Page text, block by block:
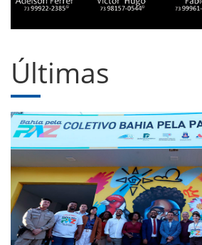
Últimas